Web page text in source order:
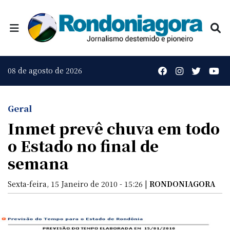
08 de agosto de 2026
Geral
Inmet prevê chuva em todo
o Estado no final de
semana
Sexta-feira, 15 Janeiro de 2010 - 15:26 | RONDONIAGORA